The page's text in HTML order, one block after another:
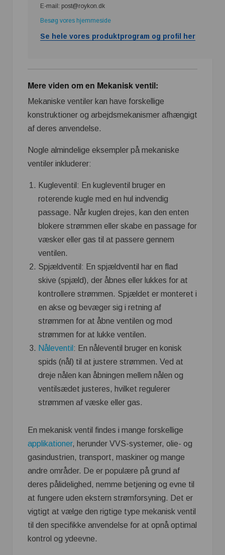
E-mail: post@roykon.dk
Besøg vores hjemmeside
Se hele vores produktprogram og profil her
Mere viden om en Mekanisk ventil:
Mekaniske ventiler kan have forskellige
konstruktioner og arbejdsmekanismer afhængigt
af deres anvendelse.
Nogle almindelige eksempler på mekaniske
ventiler inkluderer:
Kugleventil: En kugleventil bruger en
roterende kugle med en hul indvendig
passage. Når kuglen drejes, kan den enten
blokere strømmen eller skabe en passage for
væsker eller gas til at passere gennem
ventilen.
Spjældventil: En spjældventil har en flad
skive (spjæld), der åbnes eller lukkes for at
kontrollere strømmen. Spjældet er monteret i
en akse og bevæger sig i retning af
strømmen for at åbne ventilen og mod
strømmen for at lukke ventilen.
Nåleventil : En nåleventil bruger en konisk
spids (nål) til at justere strømmen. Ved at
dreje nålen kan åbningen mellem nålen og
ventilsædet justeres, hvilket regulerer
strømmen af væske eller gas.
En mekanisk ventil findes i mange forskellige
applikationer, herunder VVS-systemer, olie- og
gasindustrien, transport, maskiner og mange
andre områder. De er populære på grund af
deres pålidelighed, nemme betjening og evne til
at fungere uden ekstern strømforsyning. Det er
vigtigt at vælge den rigtige type mekanisk ventil
til den specifikke anvendelse for at opnå optimal
kontrol og ydeevne.